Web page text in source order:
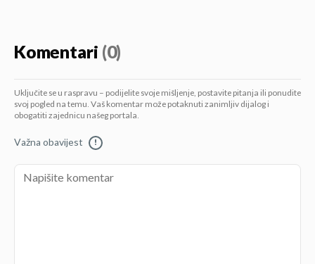
Komentari (0)
Uključite se u raspravu – podijelite svoje mišljenje, postavite pitanja ili ponudite
svoj pogled na temu. Vaš komentar može potaknuti zanimljiv dijalog i
obogatiti zajednicu našeg portala.
Važna obavijest !